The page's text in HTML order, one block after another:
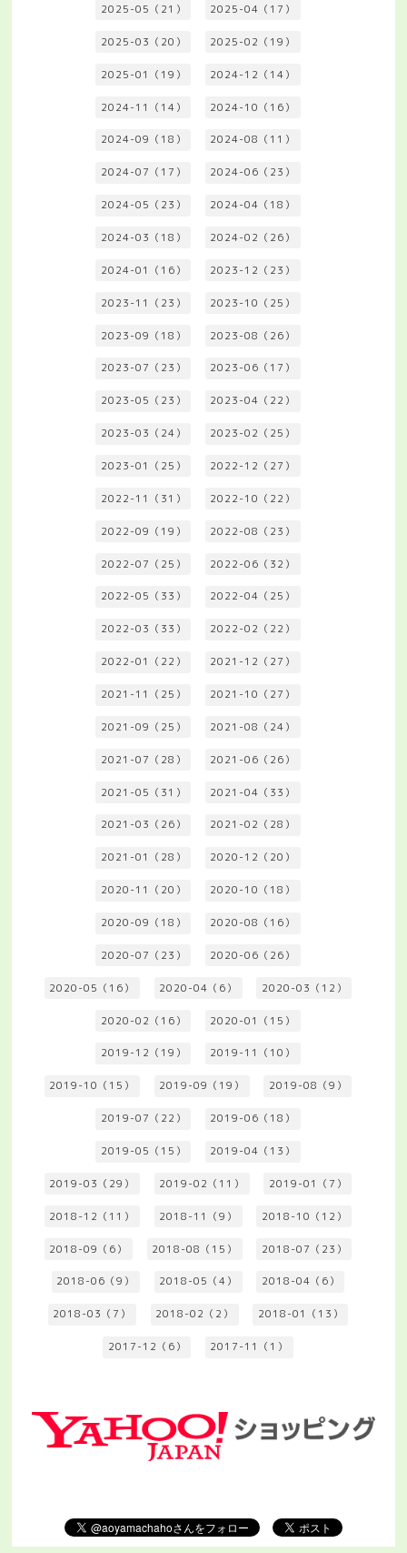
2025-05（21） 2025-04（17）
2025-03（20） 2025-02（19）
2025-01（19） 2024-12（14）
2024-11（14） 2024-10（16）
2024-09（18） 2024-08（11）
2024-07（17） 2024-06（23）
2024-05（23） 2024-04（18）
2024-03（18） 2024-02（26）
2024-01（16） 2023-12（23）
2023-11（23） 2023-10（25）
2023-09（18） 2023-08（26）
2023-07（23） 2023-06（17）
2023-05（23） 2023-04（22）
2023-03（24） 2023-02（25）
2023-01（25） 2022-12（27）
2022-11（31） 2022-10（22）
2022-09（19） 2022-08（23）
2022-07（25） 2022-06（32）
2022-05（33） 2022-04（25）
2022-03（33） 2022-02（22）
2022-01（22） 2021-12（27）
2021-11（25） 2021-10（27）
2021-09（25） 2021-08（24）
2021-07（28） 2021-06（26）
2021-05（31） 2021-04（33）
2021-03（26） 2021-02（28）
2021-01（28） 2020-12（20）
2020-11（20） 2020-10（18）
2020-09（18） 2020-08（16）
2020-07（23） 2020-06（26）
2020-05（16） 2020-04（6） 2020-03（12）
2020-02（16） 2020-01（15）
2019-12（19） 2019-11（10）
2019-10（15） 2019-09（19） 2019-08（9）
2019-07（22） 2019-06（18）
2019-05（15） 2019-04（13）
2019-03（29） 2019-02（11） 2019-01（7）
2018-12（11） 2018-11（9） 2018-10（12）
2018-09（6） 2018-08（15） 2018-07（23）
2018-06（9） 2018-05（4） 2018-04（6）
2018-03（7） 2018-02（2） 2018-01（13）
2017-12（6） 2017-11（1）